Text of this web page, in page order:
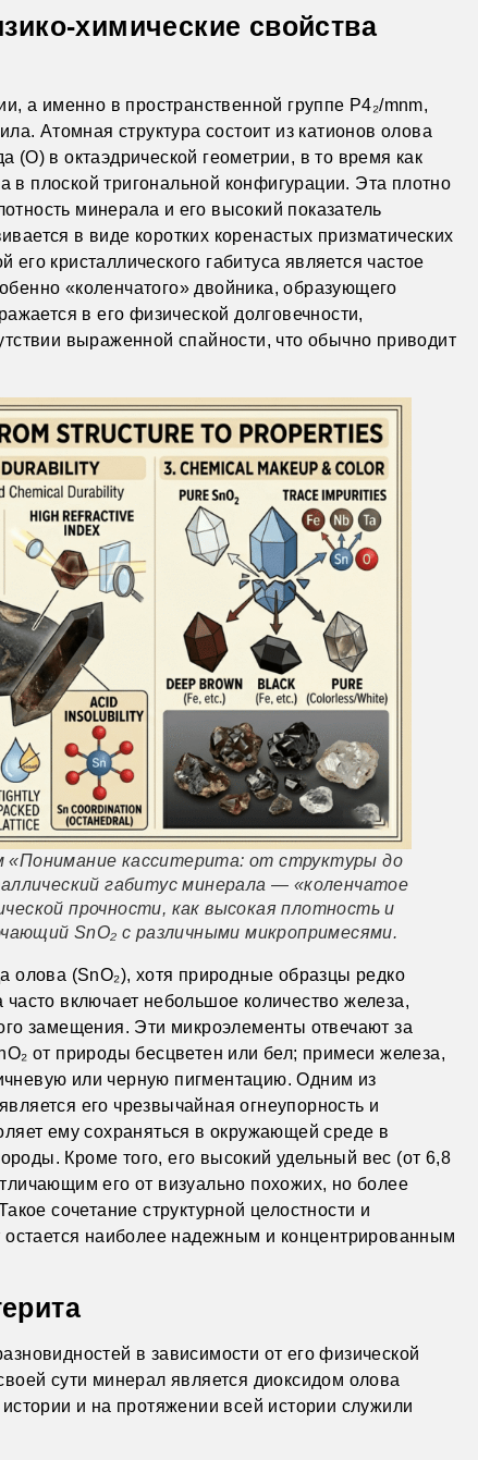
химические свойства
а именно в пространственной группе P4₂/mnm,
Атомная структура состоит из катионов олова
в октаэдрической геометрии, в то время как
плоской тригональной конфигурации. Эта плотно
минерала и его высокий показатель
в виде коротких коренастых призматических
кристаллического габитуса является частое
«коленчатого» двойника, образующего
в его физической долговечности,
выраженной спайности, что обычно приводит
«Понимание касситерита: от структуры до
габитус минерала — «коленчатое
прочности, как высокая плотность и
SnO₂ с различными микропримесями.
олова (SnO₂), хотя природные образцы редко
включает небольшое количество железа,
замещения. Эти микроэлементы отвечают за
от природы бесцветен или бел; примеси железа,
или черную пигментацию. Одним из
его чрезвычайная огнеупорность и
ему сохраняться в окружающей среде в
Кроме того, его высокий удельный вес (от 6,8
его от визуально похожих, но более
сочетание структурной целостности и
остается наиболее надежным и концентрированным
в зависимости от его физической
сути минерал является диоксидом олова
и на протяжении всей истории служили